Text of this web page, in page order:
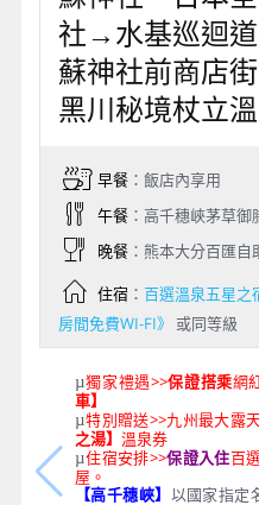
社→水基巡迴
蘇神社前商店
黑川秘境杖立
早餐：飯店內享用
午餐：高千穗峽茅草御
晚餐：熊本大分百匯自
住宿： 百選溫泉五星之
房間免費WI-FI》
或同等級
µ獨家禮遇>>保證搭乘網
車】
µ特別贈送>>九州最大露
之湯】 溫泉券
µ住宿安排>>保證入住百
屋。
【高千穗峽】 以國家指定